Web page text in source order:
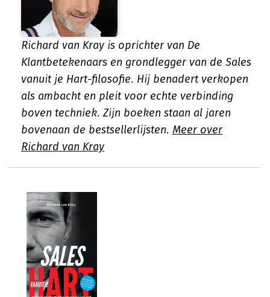
Richard van Kray is oprichter van De
Klantbetekenaars en grondlegger van de Sales
vanuit je Hart-filosofie. Hij benadert verkopen
als ambacht en pleit voor echte verbinding
boven techniek. Zijn boeken staan al jaren
bovenaan de bestsellerlijsten. Meer over
Richard van Kray